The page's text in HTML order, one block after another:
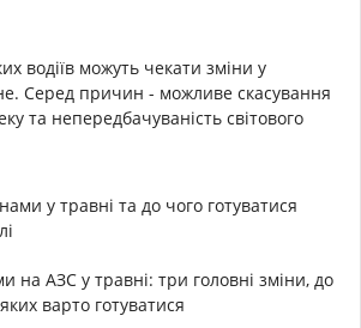
водіїв можуть чекати зміни у
Серед причин - можливе скасування
та непередбачуваність світового
у травні та до чого готуватися